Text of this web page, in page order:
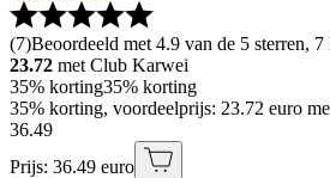
(7)Beoordeeld met 4.9 van de 5 sterren,
23.72 met Club Karwei
35% korting35% korting
35% korting, voordeelprijs: 23.72 euro
36.49
Prijs: 36.49 euro